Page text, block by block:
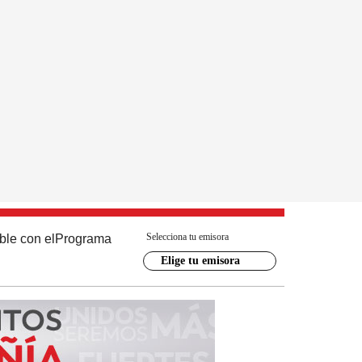
con el Programa Selecciona tu emisora
Elige tu emisora